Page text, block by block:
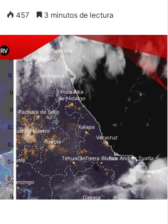
457 3 minutos de lectura